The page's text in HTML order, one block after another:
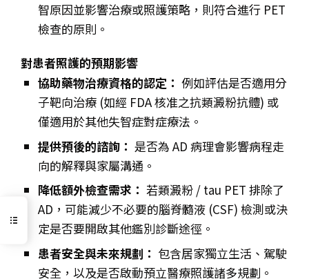
智原因並影響治療或照護策略，則符合進行 PET
檢查的原則。
對患者照護的預期影響
協助藥物治療資格的認定： 例如評估是否適用分
子靶向治療 (如經 FDA 核准之抗類澱粉抗體) 或
僅適用於其他失智症對症療法。
提供預後的諮詢： 是否為 AD 病理會影響病程走
向的解釋與家屬溝通。
降低額外檢查需求： 若類澱粉 / tau PET 排除了
AD，可能減少不必要的腦脊髓液 (CSF) 檢測或決
定是否要開啟其他鑑別診斷途徑。
患者安全與未來規劃： 包含居家獨立生活、駕駛
安全，以及是否啟動預立醫療照護諸多規劃。